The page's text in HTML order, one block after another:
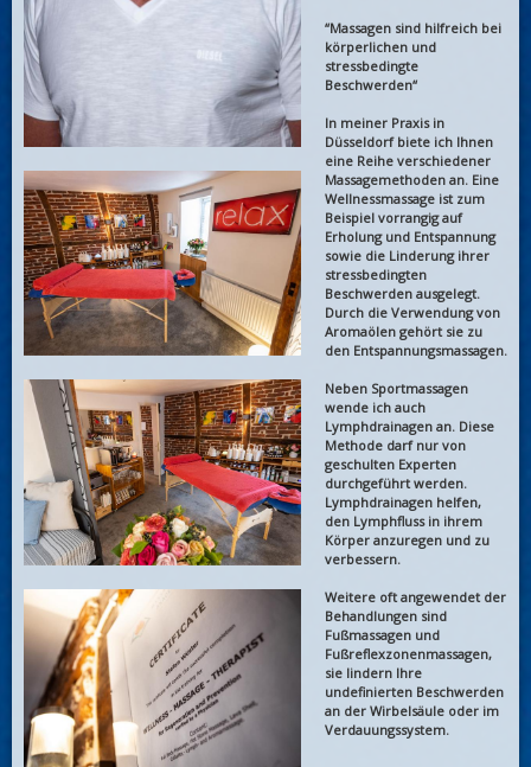
“Massagen sind hilfreich bei
körperlichen und
stressbedingte
Beschwerden“
In meiner Praxis in
Düsseldorf biete ich Ihnen
eine Reihe verschiedener
Massagemethoden an. Eine
Wellnessmassage ist zum
Beispiel vorrangig auf
Erholung und Entspannung
sowie die Linderung ihrer
stressbedingten
Beschwerden ausgelegt.
Durch die Verwendung von
Aromaölen gehört sie zu
den Entspannungsmassagen.
Neben Sportmassagen
wende ich auch
Lymphdrainagen an. Diese
Methode darf nur von
geschulten Experten
durchgeführt werden.
Lymphdrainagen helfen,
den Lymphfluss in ihrem
Körper anzuregen und zu
verbessern.
Weitere oft angewendet der
Behandlungen sind
Fußmassagen und
Fußreflexzonenmassagen,
sie lindern Ihre
undefinierten Beschwerden
an der Wirbelsäule oder im
Verdauungssystem.